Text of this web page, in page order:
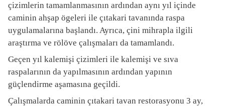
çizimlerin tamamlanmasının ardından aynı yıl içinde
caminin ahşap ögeleri ile çıtakari tavanında raspa
uygulamalarına başlandı. Ayrıca, çini mihrapla ilgili
araştırma ve rölöve çalışmaları da tamamlandı.
Geçen yıl kalemişi çizimleri ile kalemişi ve sıva
raspalarının da yapılmasının ardından yapının
güçlendirme aşamasına geçildi.
Çalışmalarda caminin çıtakari tavan restorasyonu 3 ay,